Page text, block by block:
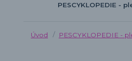
PESCYKLOPEDIE -
Úvod PESCYKLOPEDIE -